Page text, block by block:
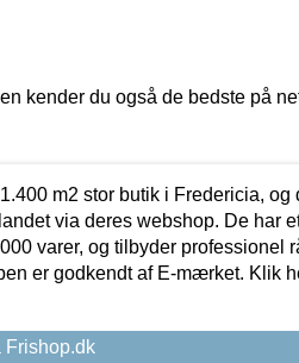
kender du også de bedste på
m2 stor butik i Fredericia, og
via deres webshop. De har
varer, og tilbyder professionel
er godkendt af E-mærket. Klik
Frishop.dk